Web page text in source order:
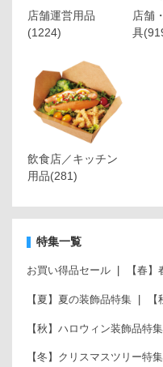
店舗運営用品
(1224)
店舗
具
飲食店／キッチン
用品(281)
特集一覧
お買い得品セール 【春
【夏】夏の装飾品特集
【秋】ハロウィン装飾品特集
【冬】クリスマスツリー特集